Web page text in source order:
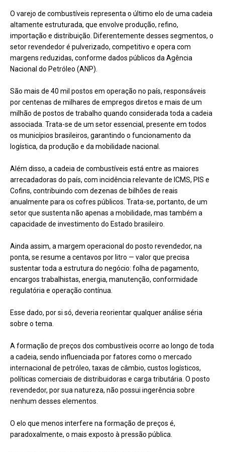
O varejo de combustíveis representa o último elo de uma cadeia
altamente estruturada, que envolve produção, refino,
importação e distribuição. Diferentemente desses segmentos, o
setor revendedor é pulverizado, competitivo e opera com
margens reduzidas, conforme dados públicos da Agência
Nacional do Petróleo (ANP).
São mais de 40 mil postos em operação no país, responsáveis
por centenas de milhares de empregos diretos e mais de um
milhão de postos de trabalho quando considerada toda a cadeia
associada. Trata-se de um setor essencial, presente em todos
os municípios brasileiros, garantindo o funcionamento da
logística, da produção e da mobilidade nacional.
Além disso, a cadeia de combustíveis está entre as maiores
arrecadadoras do país, com incidência relevante de ICMS, PIS e
Cofins, contribuindo com dezenas de bilhões de reais
anualmente para os cofres públicos. Trata-se, portanto, de um
setor que sustenta não apenas a mobilidade, mas também a
capacidade de investimento do Estado brasileiro.
Ainda assim, a margem operacional do posto revendedor, na
ponta, se resume a centavos por litro — valor que precisa
sustentar toda a estrutura do negócio: folha de pagamento,
encargos trabalhistas, energia, manutenção, conformidade
regulatória e operação contínua.
Esse dado, por si só, deveria reorientar qualquer análise séria
sobre o tema.
A formação de preços dos combustíveis ocorre ao longo de toda
a cadeia, sendo influenciada por fatores como o mercado
internacional de petróleo, taxas de câmbio, custos logísticos,
políticas comerciais de distribuidoras e carga tributária. O posto
revendedor, por sua natureza, não possui ingerência sobre
nenhum desses elementos.
O elo que menos interfere na formação de preços é,
paradoxalmente, o mais exposto à pressão pública.